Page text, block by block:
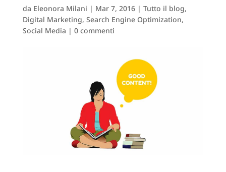
da Eleonora Milani | Mar 7, 2016| Tutto il blog,
Digital Marketing, Search Engine Optimization,
Social Media | 0 commenti